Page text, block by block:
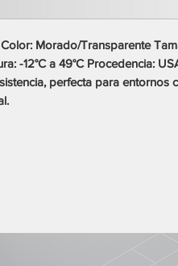
Morado/Transparente
-12°C a 49°C Procedencia:
perfecta para entornos